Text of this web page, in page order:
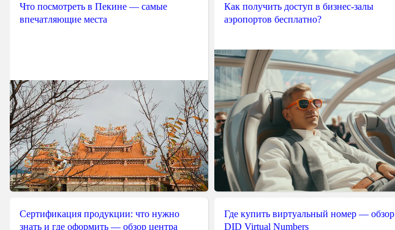
Что посмотреть в Пекине — самые
впечатляющие места
Как получить доступ в бизнес-залы
аэропортов бесплатно?
Сертификация продукции: что нужно
знать и где оформить — обзор центра
Где купить виртуальный номер — обзор
DID Virtual Numbers